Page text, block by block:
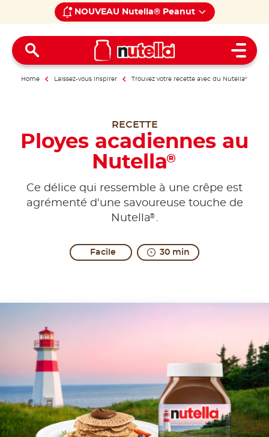
NOUVEAU Nutella® Peanut
Open
Home Laissez-vous inspirer Trouvez votre recette avec du Nutella®
RECETTE
Ployes acadiennes au
Nutella®
Ce délice qui ressemble à une crêpe est
agrémenté d'une savoureuse touche de
Nutella® .
Facile 30 min